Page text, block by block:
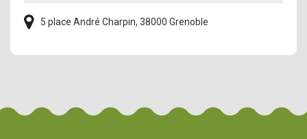
5 place André Charpin, 38000 Grenoble